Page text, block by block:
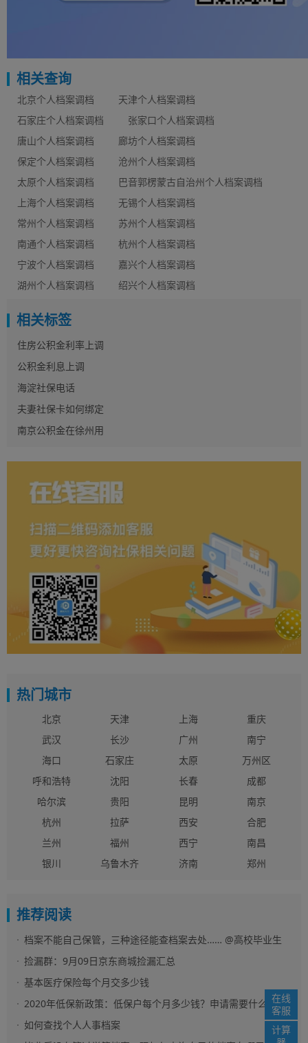
相关查询
北京个人档案调档
天津个人档案调档
石家庄个人档案调档
张家口个人档案调档
唐山个人档案调档
廊坊个人档案调档
保定个人档案调档
沧州个人档案调档
太原个人档案调档
巴音郭楞蒙古自治州个人档案调档
上海个人档案调档
无锡个人档案调档
常州个人档案调档
苏州个人档案调档
南通个人档案调档
杭州个人档案调档
宁波个人档案调档
嘉兴个人档案调档
湖州个人档案调档
绍兴个人档案调档
相关标签
住房公积金利率上调
公积金利息上调
海淀社保电话
夫妻社保卡如何绑定
南京公积金在徐州用
热门城市
北京 天津 上海
重庆
武汉
长沙 广州
南宁
海口
石家庄 太原
万州区
呼和浩特
沈阳 长春
成都
哈尔滨
贵阳 昆明
南京
杭州
拉萨 西安
合肥
兰州
福州 西宁
南昌
银川
乌鲁木齐 济南 郑州
推荐阅读
档案不能自己保管，三种途径能查档案去处…… @高校毕业生
关于档案那些事儿
捡漏群：9月09日京东商城捡漏汇总
基本医疗保险每个月交多少钱
2020年低保新政策：低保户每个月多少钱？申请需要什么条
件？
如何查找个人人事档案
在线
客服
计算